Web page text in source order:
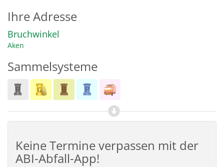
Ihre Adresse
Bruchwinkel
Aken
Sammelsysteme
Keine Termine verpassen mit der
ABI-Abfall-App!